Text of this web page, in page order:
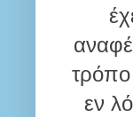
τρόπο
εν